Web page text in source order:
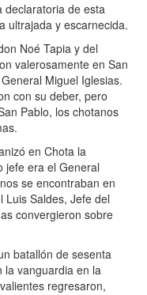
declaratoria de esta
ultrajada y escarnecida.
Noé Tapia y del
valerosamente en San
Miguel Iglesias.
con su deber, pero
Pablo, los chotanos
en Chota la
jefe era el General
se encontraban en
Luis Saldes, Jefe del
convergieron sobre
batallón de sesenta
la vanguardia en la
regresaron,